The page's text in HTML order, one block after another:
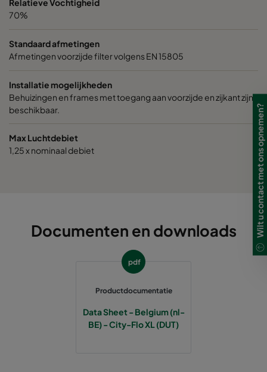
0185 287x287x640-5 ePM1 85%
0185 490x490x640-8
0185 490x592x520-8
ePM1 85%
0185 490x490x520-8 ePM1 85%
Relatieve Vochtigheid
70%
Standaard afmetingen
Afmetingen voorzijde filter volgens EN 15805
Installatie mogelijkheden
Behuizingen en frames met toegang aan voorzijde en zijkant zijn
beschikbaar.
Max Luchtdebiet
1,25 x nominaal debiet
Documenten en downloads
pdf
Productdocumentatie
Data Sheet - Belgium (nl-
BE) - City-Flo XL (DUT)
Wilt u contact met ons opnemen?